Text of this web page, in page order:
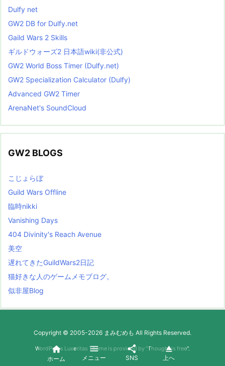
Dulfy net
GW2 DB for Dulfy.net
Gaild Wars 2 Skills
ギルドウォーズ2 日本語wiki(非公式)
GW2 World Boss Timer (Dulfy.net)
GW2 Specialization Calculator (Dulfy)
Advanced GW2 Timer
ArenaNet's SoundCloud
GW2 BLOGS
こじょらぼ
Guild Wars Offline
臨時nikki
Vanishing Days
404 Divinity's Reach Avenue
美空
遅れてきたGuildWars2日記
猫好きな人のゲームメモブログ。
似非屋Blog
Copyright © 2005-2026 まみむめも All Rights Reserved.
WordPress Luxeritas Theme is provided by "Thought is free".

ホーム

メニュー

SNS

上へ